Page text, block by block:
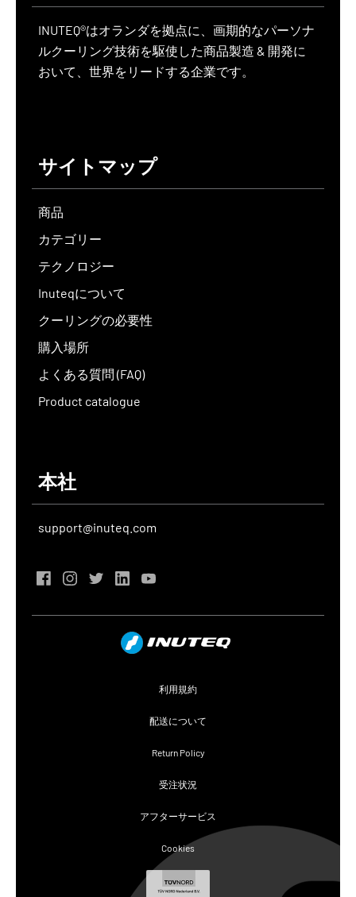
INUTEQ®はオランダを拠点に、画期的なパーソナ
ルクーリング技術を駆使した商品製造 & 開発に
おいて、世界をリードする企業です。
サイトマップ
商品
カテゴリー
テクノロジー
Inuteqについて
クーリングの必要性
購入場所
よくある質問 (FAQ)
Product catalogue
本社
support@inuteq.com
利用規約
配送について
Return Policy
受注状況
アフターサービス
Cookies